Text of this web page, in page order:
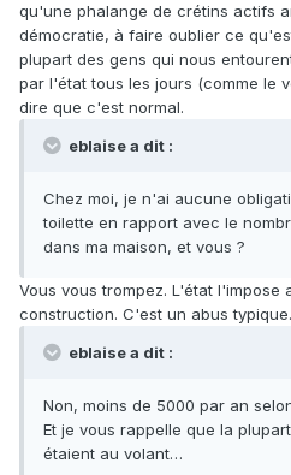
qu'une phalange de crétins actifs
démocratie, à faire oublier ce
plupart des gens qui nous
par l'état tous les jours (comme le
dire que c'est normal.
eblaise a dit :
Chez moi, je n'ai aucune
toilette en rapport avec le
dans ma maison, et vous ?
Vous vous trompez. L'état l'impose
construction. C'est un abus typique.
eblaise a dit :
Non, moins de 5000 par an
Et je vous rappelle que la
étaient au volant…